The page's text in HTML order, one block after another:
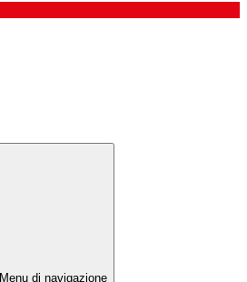
Menu di navigazione